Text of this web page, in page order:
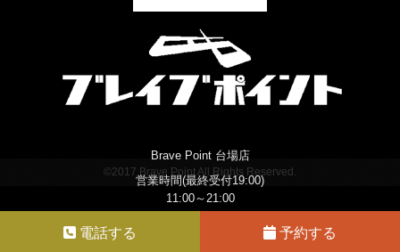
Brave Point 台場店
営業時間(最終受付19:00)
11:00～21:00
電話する 予約する
©2017 Brave Point All Rights Reserved.